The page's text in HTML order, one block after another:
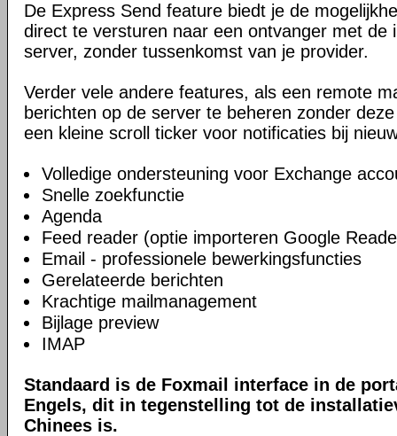
De Express Send feature biedt je de
direct te versturen naar een ontvanger met de
server, zonder tussenkomst van je provider.
Verder vele andere features, als een remote
berichten op de server te beheren zonder
een kleine scroll ticker voor notificaties bij
Volledige ondersteuning voor Exchange
Snelle zoekfunctie
Agenda
Feed reader (optie importeren Google
Email - professionele bewerkingsfuncties
Gerelateerde berichten
Krachtige mailmanagement
Bijlage preview
IMAP
Standaard is de Foxmail interface in de
Engels, dit in tegenstelling tot de
Chinees is.